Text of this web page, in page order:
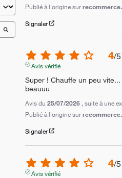
Publié à l'origine sur
Signaler
4/5
Avis vérifié
Super ! Chauffe un peu
beauuu
Avis du 25/07/2026 , suite à une
Publié à l'origine sur
Signaler
4/5
Avis vérifié